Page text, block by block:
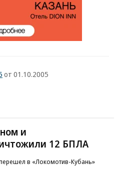
от 01.10.2005
и
12 БПЛА
в «Локомотив-Кубань»